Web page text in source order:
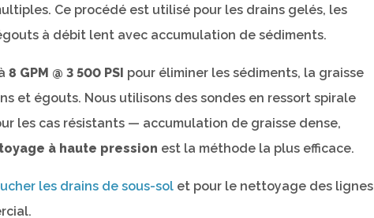
Ce procédé est utilisé pour les drains gelés, les
à débit lent avec accumulation de sédiments.
8 GPM @ 3 500 PSI pour éliminer les sédiments, la graisse
et égouts. Nous utilisons des sondes en ressort spirale
les cas résistants — accumulation de graisse dense,
à haute pression est la méthode la plus efficace.
les drains de sous-sol et pour le nettoyage des lignes